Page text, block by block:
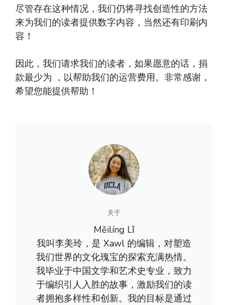
尽管存在这种情况，我们仍将寻找创造性的方法
来为我们的读者提供数字内容，当然还有印刷内
容！
因此，我们请求我们的读者，如果愿意的话，捐
款最少为 ，以帮助我们的运营费用。非常感谢，
希望您能提供帮助！
关于
Měilíng Lǐ
我叫李美玲，是 Xawl 的编辑，对塑造
我们世界的文化瑰宝的探索充满热情。
我毕业于中国文学和艺术史专业，致力
于编织引人入胜的故事，激励我们的读
者拥抱多样性和创新。我的目标是通过